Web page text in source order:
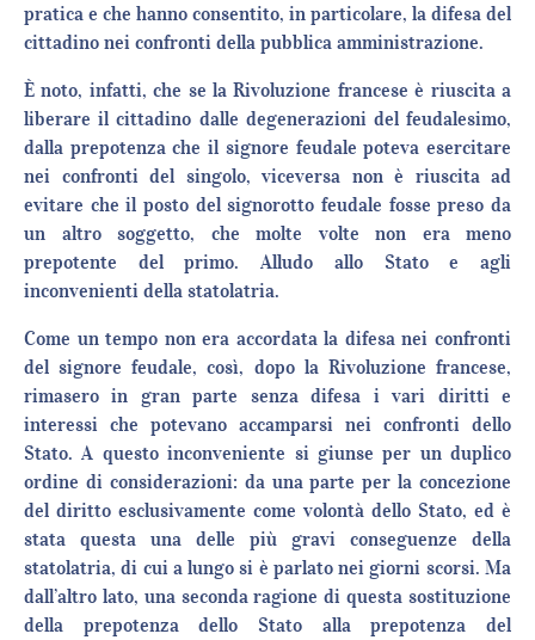
pratica e che hanno consentito, in particolare, la difesa del
cittadino nei confronti della pubblica amministrazione.
È noto, infatti, che se la Rivoluzione francese è riuscita a
liberare il cittadino dalle degenerazioni del feudalesimo,
dalla prepotenza che il signore feudale poteva esercitare
nei confronti del singolo, viceversa non è riuscita ad
evitare che il posto del signorotto feudale fosse preso da
un altro soggetto, che molte volte non era meno
prepotente del primo. Alludo allo Stato e agli
inconvenienti della statolatria.
Come un tempo non era accordata la difesa nei confronti
del signore feudale, così, dopo la Rivoluzione francese,
rimasero in gran parte senza difesa i vari diritti e
interessi che potevano accamparsi nei confronti dello
Stato. A questo inconveniente si giunse per un duplico
ordine di considerazioni: da una parte per la concezione
del diritto esclusivamente come volontà dello Stato, ed è
stata questa una delle più gravi conseguenze della
statolatria, di cui a lungo si è parlato nei giorni scorsi. Ma
dall’altro lato, una seconda ragione di questa sostituzione
della prepotenza dello Stato alla prepotenza del